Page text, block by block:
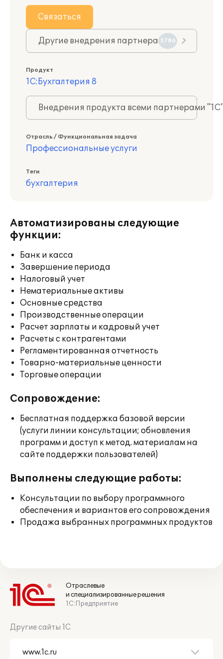
Связаться
Другие внедрения партнера 3786
Продукт
1С:Бухгалтерия 8
Внедрения продукта всеми партнерами
Отрасль / Функциональная задача
Профессиональные услуги
Теги
бухгалтерия
Автоматизированы следующие
функции:
Банк и касса
Завершение периода
Налоговый учет
Нематериальные активы
Основные средства
Производственные операции
Расчет зарплаты и кадровый учет
Расчеты с контрагентами
Регламентированная отчетность
Товарно-материальные ценности
Торговые операции
Сопровождение:
Бесплатная поддержка базовой версии
(услуги линии консультации; обновления
программ и доступ к метод. материалам на
сайте поддержки пользователей)
Выполнены следующие работы:
Консультации по выбору программного
обеспечения и вариантов его сопровождения
Продажа выбранных программных продуктов
Отраслевые
и специализированные решения
1С:Предприятие
Другие сайты 1С